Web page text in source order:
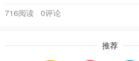
716阅读 0评论
推荐